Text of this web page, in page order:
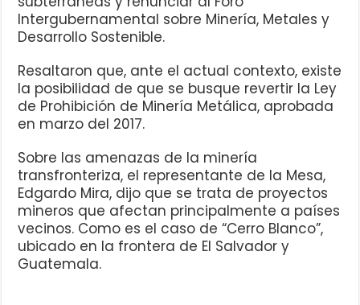
Intergubernamental sobre Minería, Metales y
Desarrollo Sostenible.
Resaltaron que, ante el actual contexto, existe
la posibilidad de que se busque revertir la Ley
de Prohibición de Minería Metálica, aprobada
en marzo del 2017.
Sobre las amenazas de la minería
transfronteriza, el representante de la Mesa,
Edgardo Mira, dijo que se trata de proyectos
mineros que afectan principalmente a países
vecinos. Como es el caso de “Cerro Blanco”,
ubicado en la frontera de El Salvador y
Guatemala.